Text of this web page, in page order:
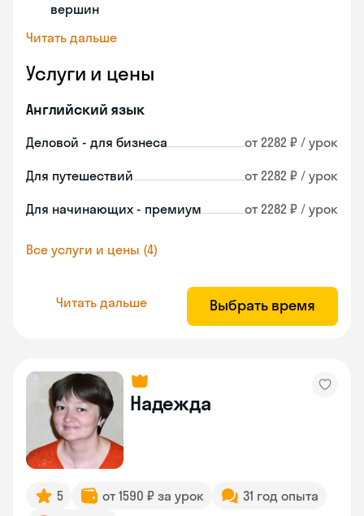
вершин
Читать дальше
Услуги и цены
Английский язык
Деловой - для бизнеса от 2282 ₽ / урок
Для путешествий от 2282 ₽ / урок
Для начинающих - премиум от 2282 ₽ / урок
Все услуги и цены (4)
Читать дальше Выбрать время
Надежда
5 от 1590 ₽ за урок
31 год опыта